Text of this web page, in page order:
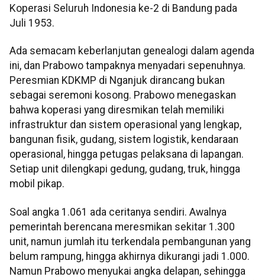
Koperasi Seluruh Indonesia ke-2 di Bandung pada
Juli 1953.
Ada semacam keberlanjutan genealogi dalam agenda
ini, dan Prabowo tampaknya menyadari sepenuhnya.
Peresmian KDKMP di Nganjuk dirancang bukan
sebagai seremoni kosong. Prabowo menegaskan
bahwa koperasi yang diresmikan telah memiliki
infrastruktur dan sistem operasional yang lengkap,
bangunan fisik, gudang, sistem logistik, kendaraan
operasional, hingga petugas pelaksana di lapangan.
Setiap unit dilengkapi gedung, gudang, truk, hingga
mobil pikap.
Soal angka 1.061 ada ceritanya sendiri. Awalnya
pemerintah berencana meresmikan sekitar 1.300
unit, namun jumlah itu terkendala pembangunan yang
belum rampung, hingga akhirnya dikurangi jadi 1.000.
Namun Prabowo menyukai angka delapan, sehingga